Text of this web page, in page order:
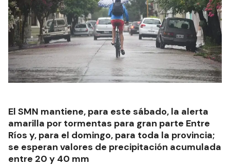
El SMN mantiene, para este sábado, la alerta
amarilla por tormentas para gran parte Entre
Ríos y, para el domingo, para toda la provincia;
se esperan valores de precipitación acumulada
entre 20 y 40 mm